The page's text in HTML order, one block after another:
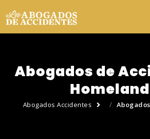
Abogados de
Homeland
Abogados Accidentes